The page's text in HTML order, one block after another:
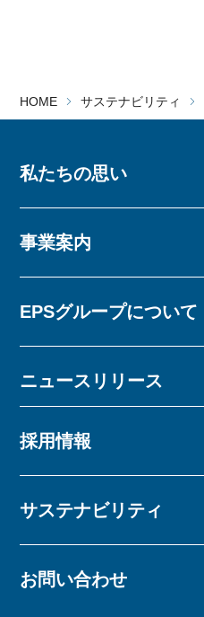
HOME サステナビリティ
私たちの思い
事業案内
EPSグループについて
ニュースリリース
採用情報
サステナビリティ
お問い合わせ